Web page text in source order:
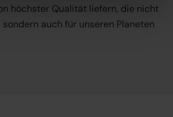
höchster Qualität liefern, die nicht
sondern auch für unseren Planeten